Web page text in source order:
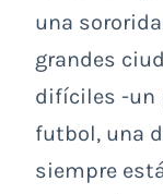
una
grandes
difíciles -un
futbol, una
siempre